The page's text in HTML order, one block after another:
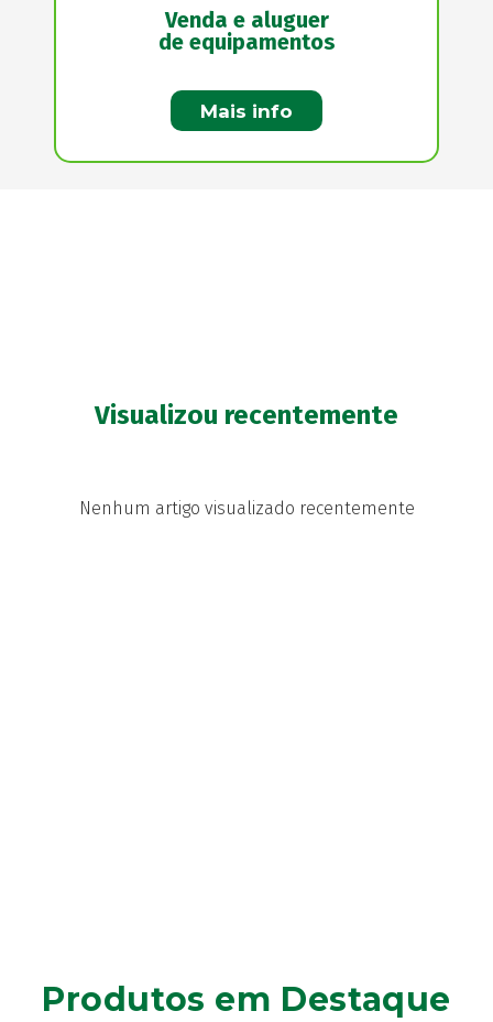
Venda e aluguer
de equipamentos
Mais info
Visualizou recentemente
Nenhum artigo visualizado recentemente
Produtos em Destaque